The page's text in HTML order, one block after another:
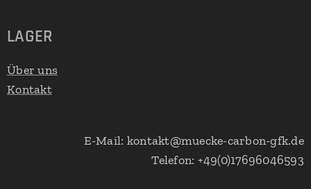
LAGER
Über uns
Kontakt
E-Mail: kontakt@muecke-carbon-gfk.de
Telefon: +49(0)17696046593